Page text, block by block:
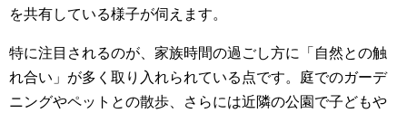
を共有している様子が伺えます。
特に注目されるのが、家族時間の過ごし方に「自然との触
れ合い」が多く取り入れられている点です。庭でのガーデ
ニングやペットとの散歩、さらには近隣の公園で子どもや